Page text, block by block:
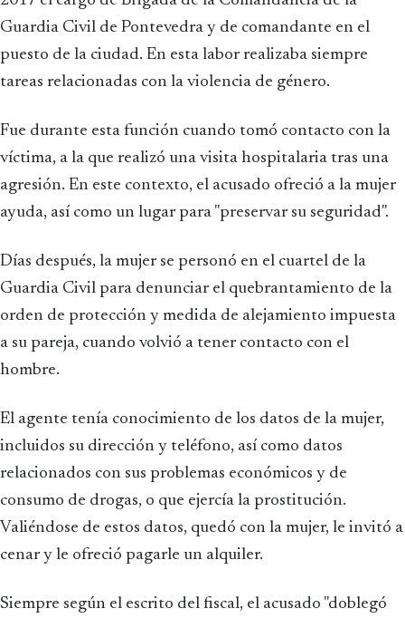
Guardia Civil de Pontevedra y de comandante en el
puesto de la ciudad. En esta labor realizaba siempre
tareas relacionadas con la violencia de género.
Fue durante esta función cuando tomó contacto con la
víctima, a la que realizó una visita hospitalaria tras una
agresión. En este contexto, el acusado ofreció a la mujer
ayuda, así como un lugar para "preservar su seguridad".
Días después, la mujer se personó en el cuartel de la
Guardia Civil para denunciar el quebrantamiento de la
orden de protección y medida de alejamiento impuesta
a su pareja, cuando volvió a tener contacto con el
hombre.
El agente tenía conocimiento de los datos de la mujer,
incluidos su dirección y teléfono, así como datos
relacionados con sus problemas económicos y de
consumo de drogas, o que ejercía la prostitución.
Valiéndose de estos datos, quedó con la mujer, le invitó a
cenar y le ofreció pagarle un alquiler.
Siempre según el escrito del fiscal, el acusado "doblegó